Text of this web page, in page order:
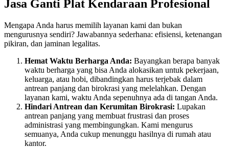
Jasa Ganti Plat Kendaraan Profesional
Mengapa Anda harus memilih layanan kami dan bukan
mengurusnya sendiri? Jawabannya sederhana: efisiensi, ketenangan
pikiran, dan jaminan legalitas.
Hemat Waktu Berharga Anda: Bayangkan berapa banyak
waktu berharga yang bisa Anda alokasikan untuk pekerjaan,
keluarga, atau hobi, dibandingkan harus terjebak dalam
antrean panjang dan birokrasi yang melelahkan. Dengan
layanan kami, waktu Anda sepenuhnya ada di tangan Anda.
Hindari Antrean dan Kerumitan Birokrasi: Lupakan
antrean panjang yang membuat frustrasi dan proses
administrasi yang membingungkan. Kami mengurus
semuanya, Anda cukup menunggu hasilnya di rumah atau
kantor.